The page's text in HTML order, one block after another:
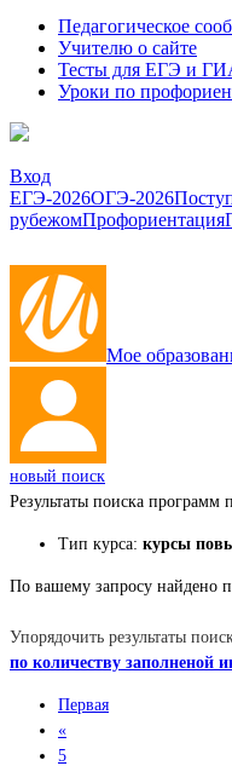
Педагогическое
Учителю о сайте
Тесты для ЕГЭ и
Уроки по
Вход
ЕГЭ-2026ОГЭ-2026
рубежомПрофориентация
Мое
новый поиск
Результаты поиска программ
Тип курса: курсы
По вашему запросу найдено
Упорядочить результаты
по количеству заполненой
Первая
«
5